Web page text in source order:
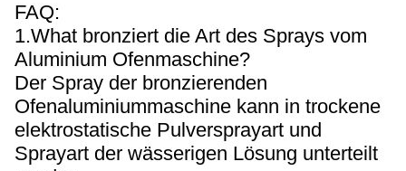
FAQ:
1.What bronziert die Art des Sprays vom
Aluminium Ofenmaschine?
Der Spray der bronzierenden
Ofenaluminiummaschine kann in trockene
elektrostatische Pulversprayart und
Sprayart der wässerigen Lösung unterteilt